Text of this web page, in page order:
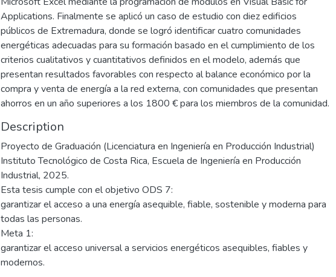
Applications. Finalmente se aplicó un caso de estudio con diez edificios
públicos de Extremadura, donde se logró identificar cuatro comunidades
energéticas adecuadas para su formación basado en el cumplimiento de los
criterios cualitativos y cuantitativos definidos en el modelo, además que
presentan resultados favorables con respecto al balance económico por la
compra y venta de energía a la red externa, con comunidades que presentan
ahorros en un año superiores a los 1800 € para los miembros de la comunidad.
Description
Proyecto de Graduación (Licenciatura en Ingeniería en Producción Industrial)
Instituto Tecnológico de Costa Rica, Escuela de Ingeniería en Producción
Industrial, 2025.
Esta tesis cumple con el objetivo ODS 7:
garantizar el acceso a una energía asequible, fiable, sostenible y moderna para
todas las personas.
Meta 1:
garantizar el acceso universal a servicios energéticos asequibles, fiables y
modernos.